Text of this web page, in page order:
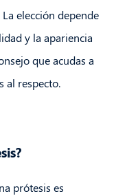
elección depende
y la apariencia
que acudas a
al respecto.
prótesis es